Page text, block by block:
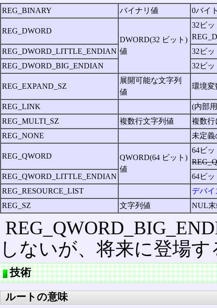
REG_BINARY バイナリ値 0バイ
REG_DWORD
DWORD(32 ビット)
値
32ビ
REG_DWORD_LITTLE_ENDIAN
32ビ
REG_DWORD_BIG_ENDIAN
32ビ
REG_EXPAND_SZ
展開可能な文字列
値
環境変
REG_LINK
(内部
REG_MULTI_SZ
複数行文字列値
複数行
REG_NONE
未定義
REG_QWORD
QWORD(64 ビット)
値
64ビ
REG_QWORD_LITTLE_ENDIAN
64ビ
REG_RESOURCE_LIST
デバ
REG_SZ
文字列値 NUL
しないが、将来に登場
技術
ルートの意味